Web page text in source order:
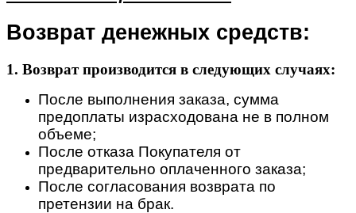
Возврат денежных средств:
1. Возврат производится в следующих случаях:
После выполнения заказа, сумма
предоплаты израсходована не в полном
объеме;
После отказа Покупателя от
предварительно оплаченного заказа;
После согласования возврата по
претензии на брак.